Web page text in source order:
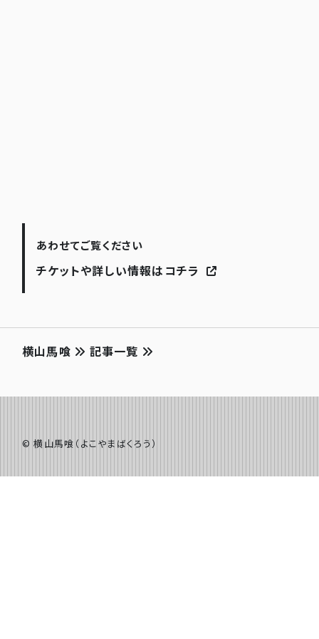
あわせてご覧ください
チケットや詳しい情報はコチラ
横山馬喰 記事一覧
©️ 横山馬喰（よこやまばくろう）